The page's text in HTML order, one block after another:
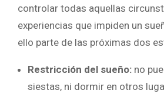
controlar todas aquellas
experiencias que impiden un
ello parte de las próximas dos
Restricción del sueño: no
siestas, ni dormir en otros